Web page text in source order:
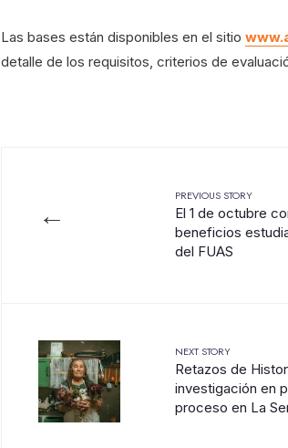
Las bases están disponibles en el sitio
detalle de los requisitos, criterios de
←
PREVIOUS STORY
El 1 de octubre
beneficios
del FUAS
NEXT STORY
Retazos de
investigación en
proceso en La